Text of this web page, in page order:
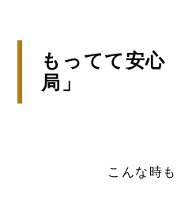
もってて安心
局」
こんな時